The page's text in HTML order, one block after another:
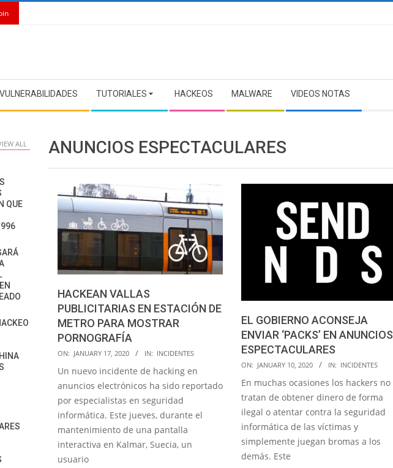
VULNERABILIDADES TUTORIALES HACKEOS MALWARE VIDEOS NOTAS
ANUNCIOS ESPECTACULARES
HACKEAN VALLAS
PUBLICITARIAS EN ESTACIÓN DE
METRO PARA MOSTRAR
PORNOGRAFÍA
2020-
01-
17
ON: JANUARY 17, 2020 IN: INCIDENTES
Un nuevo incidente de hacking en
anuncios electrónicos ha sido reportado
por especialistas en seguridad
informática. Este jueves, durante el
mantenimiento de una pantalla
interactiva en Kalmar, Suecia, un
usuario
EL GOBIERNO ACONSEJA
ENVIAR ‘PACKS’ EN ANUNCIOS
ESPECTACULARES
2020-
01-
10
ON: JANUARY 10, 2020 IN: INCIDENTES
En muchas ocasiones los hackers no
tratan de obtener dinero de forma
ilegal o atentar contra la seguridad
informática de las víctimas y
simplemente juegan bromas a los
demás. Este
ALL
QUE